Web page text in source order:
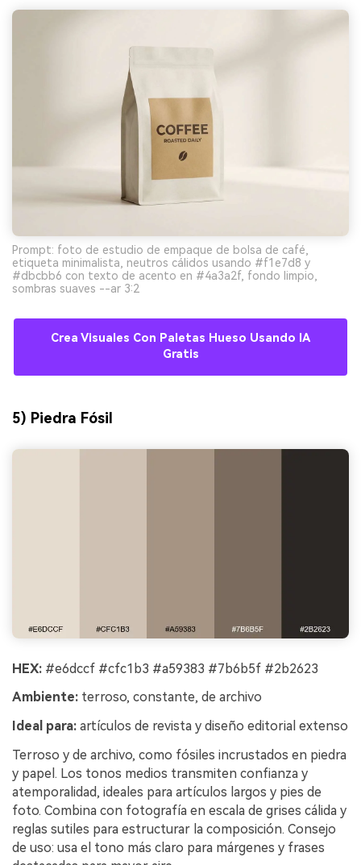
Prompt: foto de estudio de empaque de bolsa de café,
etiqueta minimalista, neutros cálidos usando #f1e7d8 y
#dbcbb6 con texto de acento en #4a3a2f, fondo limpio,
sombras suaves --ar 3:2
Crea Visuales Con Paletas Hueso Usando IA
Gratis
5) Piedra Fósil
HEX: #e6dccf #cfc1b3 #a59383 #7b6b5f #2b2623
Ambiente: terroso, constante, de archivo
Ideal para: artículos de revista y diseño editorial extenso
Terroso y de archivo, como fósiles incrustados en piedra
y papel. Los tonos medios transmiten confianza y
atemporalidad, ideales para artículos largos y pies de
foto. Combina con fotografía en escala de grises cálida y
reglas sutiles para estructurar la composición. Consejo
de uso: usa el tono más claro para márgenes y frases